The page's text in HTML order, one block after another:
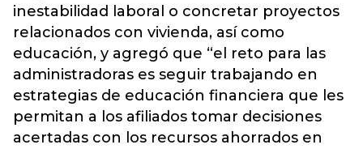
inestabilidad laboral o concretar proyectos
relacionados con vivienda, así como
educación, y agregó que “el reto para las
administradoras es seguir trabajando en
estrategias de educación financiera que les
permitan a los afiliados tomar decisiones
acertadas con los recursos ahorrados en